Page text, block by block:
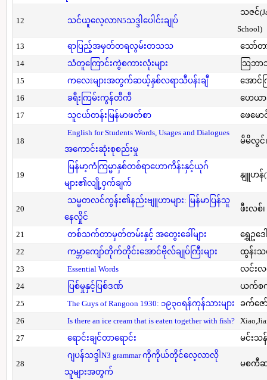
12 သင်ယူလေ့လာN5သဒ္ဒါပေါင်းချုပ်
သဇင်
School)
13
ရာပြည့်အမှတ်တရလွမ်းတသသ
သော်တ
14
သံတူကြောင်းကွဲစကားလုံးများ
သြဘာ
15
ကလေးများအတွက်ဆယ့်နှစ်လရာသီပန်းချီ
အောင်
16
ခရီးကြမ်းကွန်တီကီ
ဟေယာ
17
သူငယ်တန်းမြန်မာဖတ်စာ ဖေမော
18
English for Students Words, Usages and Dialogues
အကောင်းဆုံးစုစည်းမှု
မိမိလွင်၊
19
မြန်မာ့ကံကြမ္မာနှစ်တစ်ရာဟောကိန်းနှင့်ယုဂ်
များ၏လျို့ဝှက်ချက်
နျူဟန်
20
သမ္မတလင်ကွန်း၏နည်းဗျူဟာများ: မြန်မာပြန်သူ
နေလှိုင်
ဖီးလစ်
21 တစ်သက်တာမှတ်တမ်းနှင့် အတွေးခေါ်များ
ရွှေဥဒေ
22
ကမ္ဘာကျော်တိုက်တိုင်းအောင်ဗိုလ်ချုပ်ကြီးများ
ထွန်းသ
23
Essential Words
လင်းလ
24
ပြစ်မှုနှင့်ပြစ်ဒဏ်
ယက်စကီ
25
The Guys of Rangoon 1930: ၁၉၃၀ရန်ကုန်သားများ
ခက်ဇေ
26
Is there an ice cream that is eaten together with fish?
27
ရောင်းချင်တာရောင်း မင်းသ
28
ဂျပန်သဒ္ဒါN3 grammar ကိုကိုယ်တိုင်လေ့လာလို
သူများအတွက်
မစကီ